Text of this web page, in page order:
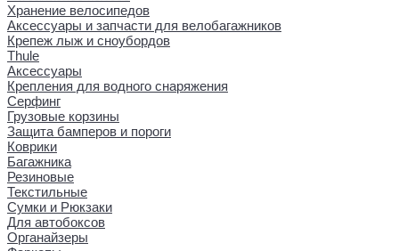
Хранение велосипедов
Аксессуары и запчасти для велобагажников
Крепеж лыж и сноубордов
Thule
Аксессуары
Крепления для водного снаряжения
Серфинг
Грузовые корзины
Защита бамперов и пороги
Коврики
Багажника
Резиновые
Текстильные
Сумки и Рюкзаки
Для автобоксов
Органайзеры